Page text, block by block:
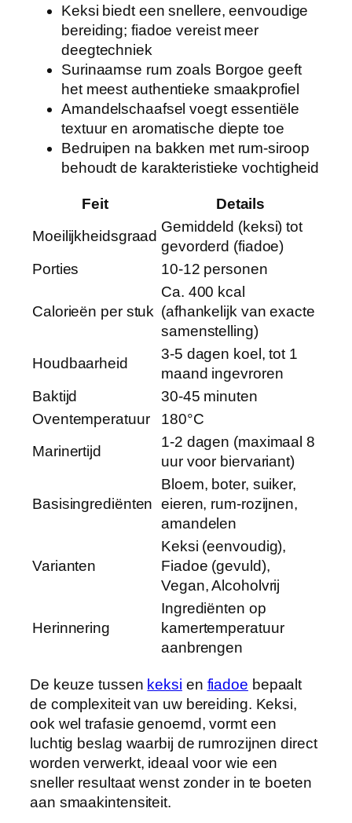
Keksi biedt een snellere, eenvoudige
bereiding; fiadoe vereist meer
deegtechniek
Surinaamse rum zoals Borgoe geeft
het meest authentieke smaakprofiel
Amandelschaafsel voegt essentiële
textuur en aromatische diepte toe
Bedruipen na bakken met rum-siroop
behoudt de karakteristieke vochtigheid
Feit
Details
Moeilijkheidsgraad
Gemiddeld (keksi) tot
gevorderd (fiadoe)
Porties
10-12 personen
Calorieën per stuk
Ca. 400 kcal
(afhankelijk van exacte
samenstelling)
Houdbaarheid
3-5 dagen koel, tot 1
maand ingevroren
Baktijd
30-45 minuten
Oventemperatuur
180°C
Marinertijd
1-2 dagen (maximaal 8
uur voor biervariant)
Basisingrediënten
Bloem, boter, suiker,
eieren, rum-rozijnen,
amandelen
Varianten
Keksi (eenvoudig),
Fiadoe (gevuld),
Vegan, Alcoholvrij
Herinnering
Ingrediënten op
kamertemperatuur
aanbrengen
De keuze tussen keksi en fiadoe bepaalt
de complexiteit van uw bereiding. Keksi,
ook wel trafasie genoemd, vormt een
luchtig beslag waarbij de rumrozijnen direct
worden verwerkt, ideaal voor wie een
sneller resultaat wenst zonder in te boeten
aan smaakintensiteit.